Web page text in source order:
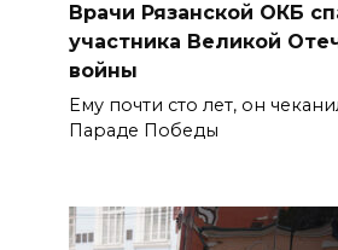
Врачи Рязанской ОКБ
участника Великой
войны
Ему почти сто лет, он
Параде Победы